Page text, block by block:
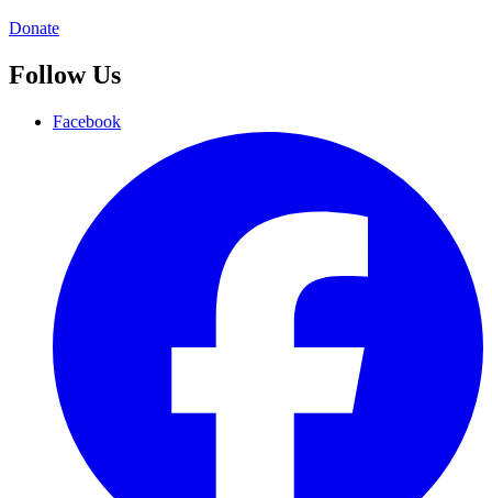
Donate
Follow Us
Facebook